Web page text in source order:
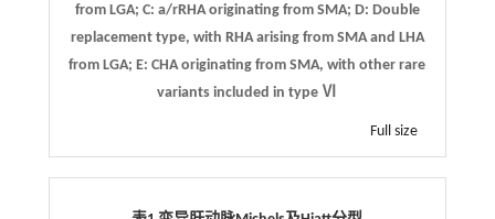
from LGA; C: a/rRHA originating from SMA; D: Double
replacement type, with RHA arising from SMA and LHA
from LGA; E: CHA originating from SMA, with other rare
variants included in type Ⅵ
Full size